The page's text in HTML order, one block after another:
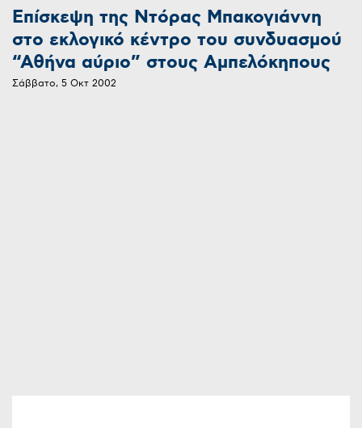
Επίσκεψη της Ντόρας Μπακογιάννη
στο εκλογικό κέντρο του συνδυασμού
“Αθήνα αύριο” στους Αμπελόκηπους
Σάββατο, 5 Οκτ 2002